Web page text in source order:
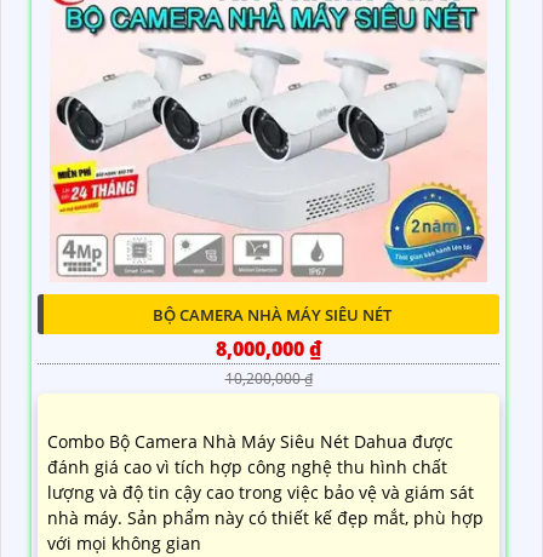
BỘ CAMERA NHÀ MÁY SIÊU NÉT
8,000,000 ₫
10,200,000 ₫
Combo Bộ Camera Nhà Máy Siêu Nét Dahua được
đánh giá cao vì tích hợp công nghệ thu hình chất
lượng và độ tin cậy cao trong việc bảo vệ và giám sát
nhà máy. Sản phẩm này có thiết kế đẹp mắt, phù hợp
với mọi không gian